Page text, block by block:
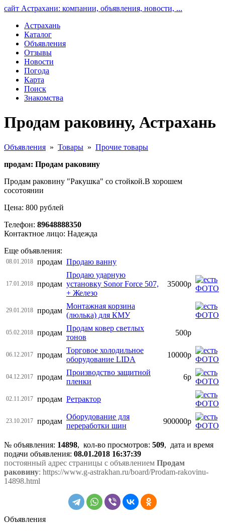
сайт Астрахани: компании, объявления, новости, ...
Астрахань
Каталог
Объявления
Отзывы
Новости
Погода
Карта
Поиск
Знакомства
Продам раковину, Астрахань
Объявления » Товары » Прочие товары
продам: Продам раковину
Продам раковину "Ракушка" со стойкой.В хорошем
сосотоянии
Цена: 800 рублей
Телефон: 89648888350
Контактное лицо: Надежда
Еще объявления:
08.01.2018 продам Продаю ванну
17.01.2018 продам
Продаю ударную
установку Sonor Force 507,
+ Железо
35000р
29.01.2018 продам
Монтажная корзина
(люлька) для КМУ
05.02.2018 продам
Продам ковер светлых
тонов
500р
06.12.2017 продам
Торговое холодильное
оборудование LIDA
10000р
04.12.2017 продам
Производство защитной
пленки
6р
02.11.2017 продам Ретрактор
23.10.2017 продам
Оборудование для
переработки шин
900000р
№ объявления: 14898, кол-во просмотров: 509, дата и время
подачи объявления: 08.01.2018 16:37:39
постоянный адрес страницы с объявлением Продам
раковину: https://www.g-astrakhan.ru/board/Prodam-rakovinu-
14898.html
Объявления